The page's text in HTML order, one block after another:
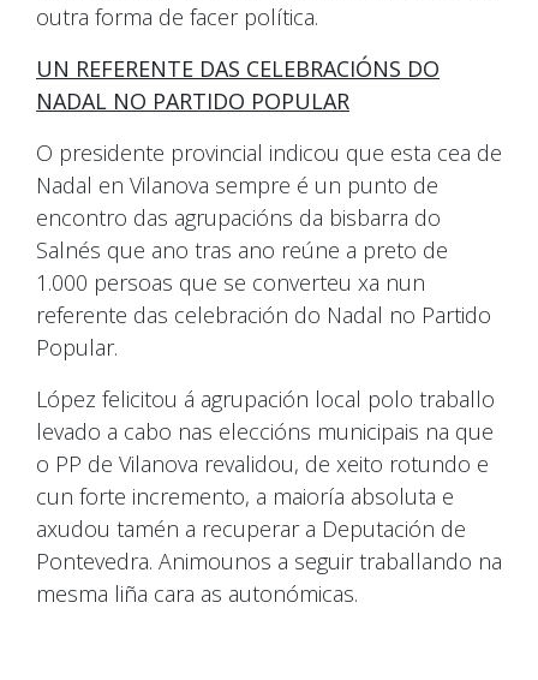
outra forma de facer política.
UN REFERENTE DAS CELEBRACIÓNS DO
NADAL NO PARTIDO POPULAR
O presidente provincial indicou que esta cea de
Nadal en Vilanova sempre é un punto de
encontro das agrupacións da bisbarra do
Salnés que ano tras ano reúne a preto de
1.000 persoas que se converteu xa nun
referente das celebración do Nadal no Partido
Popular.
López felicitou á agrupación local polo traballo
levado a cabo nas eleccións municipais na que
o PP de Vilanova revalidou, de xeito rotundo e
cun forte incremento, a maioría absoluta e
axudou tamén a recuperar a Deputación de
Pontevedra. Animounos a seguir traballando na
mesma liña cara as autonómicas.